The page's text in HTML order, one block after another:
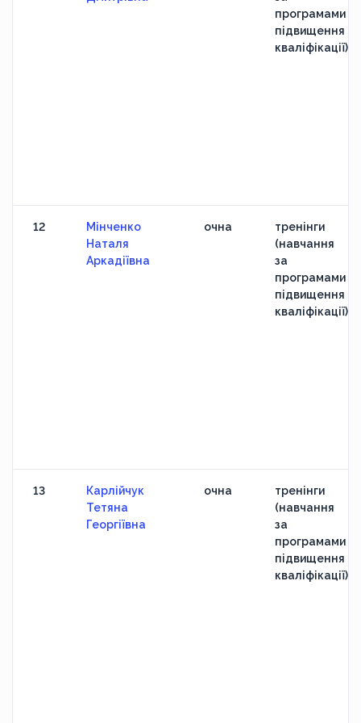
програмами
підвищення
кваліфікації)
12
Мінченко
Наталя
Аркадіївна
очна
тренінги
(навчання
за
програмами
підвищення
кваліфікації)
13
Карлійчук
Тетяна
Георгіївна
очна
тренінги
(навчання
за
програмами
підвищення
кваліфікації)